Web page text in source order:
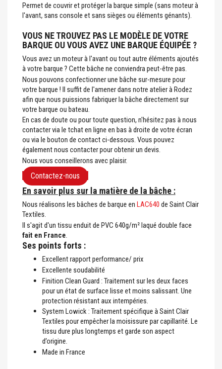
Permet de couvrir et protéger la barque simple (sans moteur à
l'avant, sans console et sans sièges ou éléments génants).
VOUS NE TROUVEZ PAS LE MODÈLE DE VOTRE
BARQUE OU VOUS AVEZ UNE BARQUE ÉQUIPÉE ?
Vous avez un moteur à l'avant ou tout autre éléments ajoutés
à votre barque ? Cette bâche ne conviendra peut-être pas.
Nous pouvons confectionner une bâche sur-mesure pour
votre barque ! Il suffit de l'amener dans notre atelier à Rodez
afin que nous puissions fabriquer la bâche directement sur
votre barque ou bateau.
En cas de doute ou pour toute question, n'hésitez pas à nous
contacter via le tchat en ligne en bas à droite de votre écran
ou via le bouton de contact ci-dessous. Vous pouvez
également nous contacter pour obtenir un devis.
Nous vous conseillerons avec plaisir.
Contactez-nous
En savoir plus sur la matière de la bâche :
Nous réalisons les bâches de barque en LAC640 de Saint Clair
Textiles.
Il s'agit d'un tissu enduit de PVC 640g/m² laqué double face
fait en France.
Ses points forts :
Excellent rapport performance/ prix
Excellente soudabilité
Finition Clean Guard : Traitement sur les deux faces
pour un état de surface lisse et moins salissant. Une
protection résistant aux intempéries.
System Lowick : Traitement spécifique à Saint Clair
Textiles pour empêcher la moisissure par capillarité. Le
tissu dure plus longtemps et garde son aspect
d’origine.
Made in France